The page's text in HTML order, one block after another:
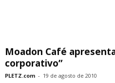
Moadon Café
corporativo”
PLETZ.com - 19 de agosto de 2010